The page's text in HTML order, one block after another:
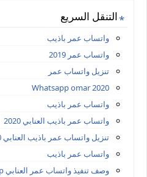
التنقل السريع
واتساب عمر باذيب
واتساب عمر 2019
تنزيل واتساب عمر
Whatsapp omar 2020
واتساب عمر باذيب
واتساب عمر باذيب العنابي 2020
تنزيل واتساب عمر باذيب العنابي 2020
واتساب عمر باذيب
وصف تنفيذ واتساب عمر العنابي OBWhatsApp للاندرويد